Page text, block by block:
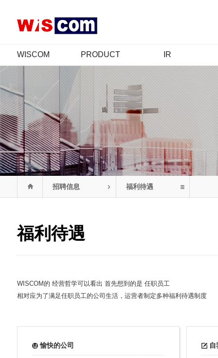
WISCOM
公司介绍
CEO 致辞
经营哲学
CI
年履
组织图
联系我们
PRODUCT
产品介绍
认证情况
IR
IR概要
股价信息
财务信息
公示信息
公告
招聘信息 福利待遇
福利待遇
WISCOM的 经营哲学可以看出 首先想到的是 任职员工
相对应为了满足任职员工的公司生活，运营者制定多种福利待遇制度
愉快的公司 自